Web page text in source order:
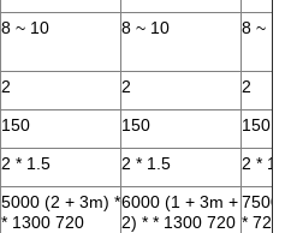
8 ~ 10 8 ~ 10 8 ~
2 2
2
150 150
150
2 * 1.5 2 * 1.5
2 *
5000 (2 + 3m) *
* 1300 720
6000 (1 + 3m +
2) * * 1300 720
7500
*